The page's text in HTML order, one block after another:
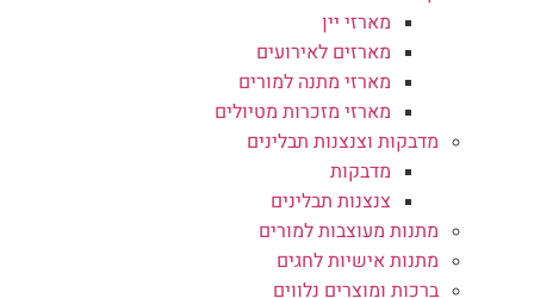
מארזי יין
מארזים לאירועים
מארזי מתנה למורים
מארזי מזכרות מטיולים
מדבקות וצנצנות תבלינים
מדבקות
צנצנות תבלינים
מתנות מעוצבות למורים
מתנות אישיות לחגים
ברכות ומוצרים נלווים